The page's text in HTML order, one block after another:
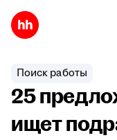
Поиск работы
25
ищет